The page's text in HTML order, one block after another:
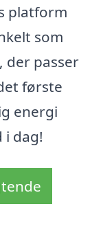
platform
som
der passer
første
energi
dag!